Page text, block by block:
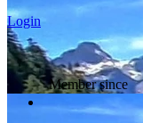
Login
Member since